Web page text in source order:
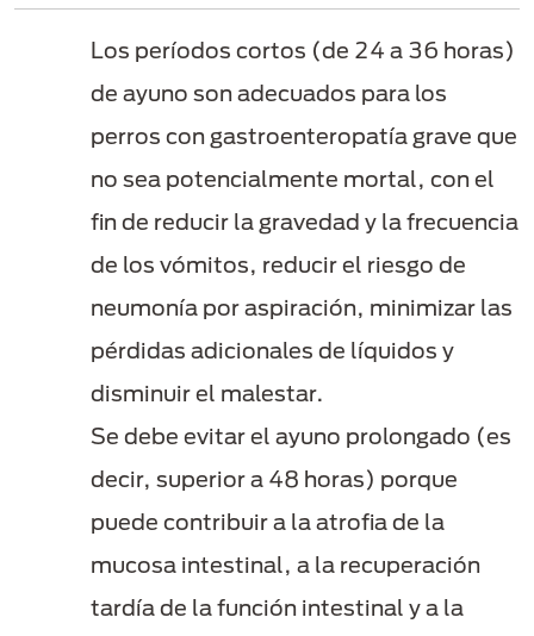
Los períodos cortos (de 24 a 36 horas)
de ayuno son adecuados para los
perros con gastroenteropatía grave que
no sea potencialmente mortal, con el
fin de reducir la gravedad y la frecuencia
de los vómitos, reducir el riesgo de
neumonía por aspiración, minimizar las
pérdidas adicionales de líquidos y
disminuir el malestar.
Se debe evitar el ayuno prolongado (es
decir, superior a 48 horas) porque
puede contribuir a la atrofia de la
mucosa intestinal, a la recuperación
tardía de la función intestinal y a la